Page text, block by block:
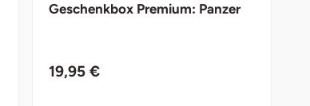
Geschenkbox Premium: Panzer
19,95 €